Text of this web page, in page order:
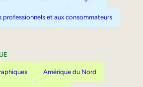
professionnels et aux consommateurs
Amérique du Nord